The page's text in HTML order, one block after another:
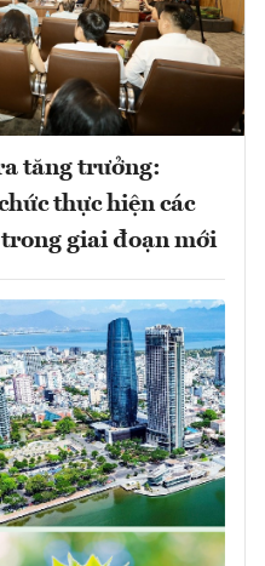
tăng trưởng:
thực hiện các
giai đoạn mới